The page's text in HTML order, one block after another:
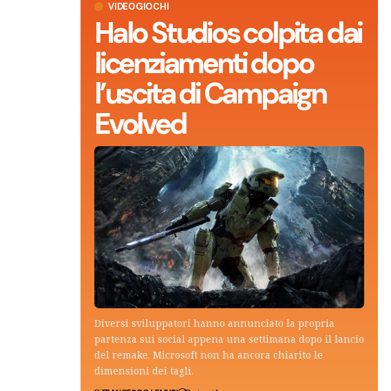
VIDEOGIOCHI
Halo Studios colpita dai
licenziamenti dopo
l’uscita di Campaign
Evolved
Diversi sviluppatori hanno annunciato la propria
partenza sui social appena una settimana dopo il lancio
del remake. Microsoft non ha ancora chiarito le
dimensioni dei tagli.